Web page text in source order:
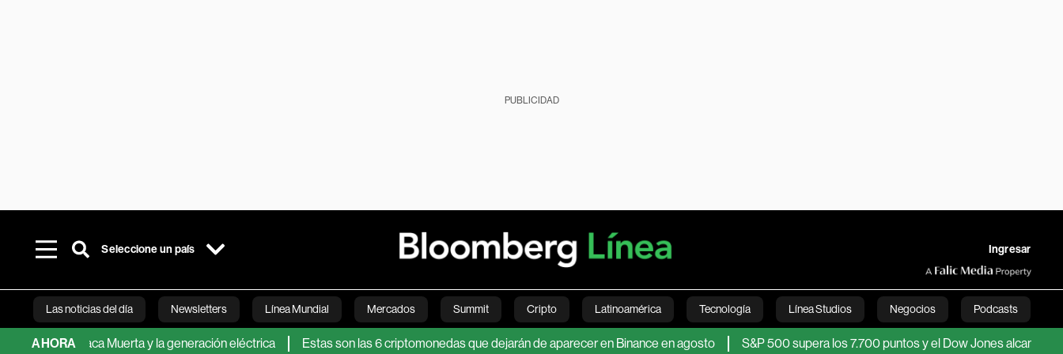
PUBLICIDAD
Seleccione un país Ingresar
Las noticias del día Newsletters Línea Mundial Mercados Summit Cripto Latinoamérica Tecnología Línea Studios Negocios Podcasts
Bloomberg Green Economía Estilo de vida Mundo Videos English
AHORA
de Vaca Muerta y la generación eléctrica Estas son las 6 criptomonedas que dejarán de aparecer en Binance en agosto S&P 500 supera los 7.700 puntos y el Dow Jones alcanza un récord